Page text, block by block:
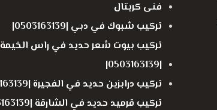
فنى كريتال
تركيب شبوك في دبي |0503163139|
تركيب بيوت شعر حديد في راس الخيمة
|0503163139|
تركيب درابزين حديد في الفجيرة |0503163139